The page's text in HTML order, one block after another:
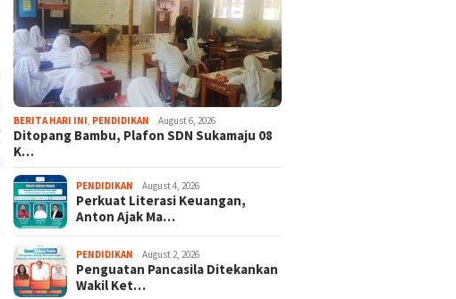
Keren! Dua Desa Wisata
Kabupaten Bogor Tembus
Top 15 Jawa Barat
Ramaikan Bupati Cup 2026
BERITA HARI INI PENDIDIKAN August 6, 2026
Ditopang Bambu, Plafon SDN Sukamaju 08
K…
PENDIDIKAN August 4, 2026
Perkuat Literasi Keuangan,
Anton Ajak Ma…
PENDIDIKAN August 2, 2026
Penguatan Pancasila Ditekankan
Wakil Ket…